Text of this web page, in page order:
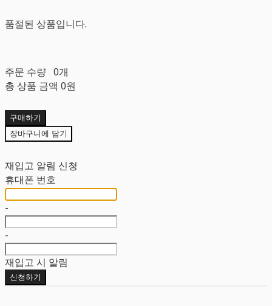
품절된 상품입니다.
주문 수량 0개
총 상품 금액 0원
구매하기
장바구니에 담기
재입고 알림 신청
휴대폰 번호
-
-
재입고 시 알림
신청하기